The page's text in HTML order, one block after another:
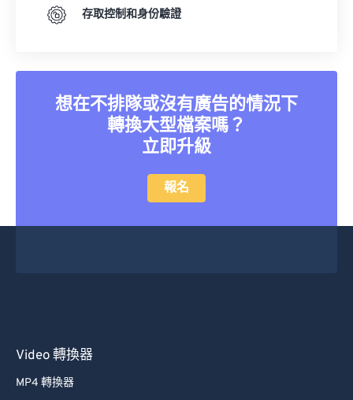
存取控制和身份驗證
想在不排隊或沒有廣告的情況下
轉換大型檔案嗎？
立即升級
報名
Video 轉換器
MP4 轉換器